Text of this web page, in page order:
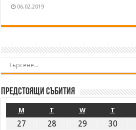
06.02.2019
Предстоящи събития
M T W T
27 28 29 30